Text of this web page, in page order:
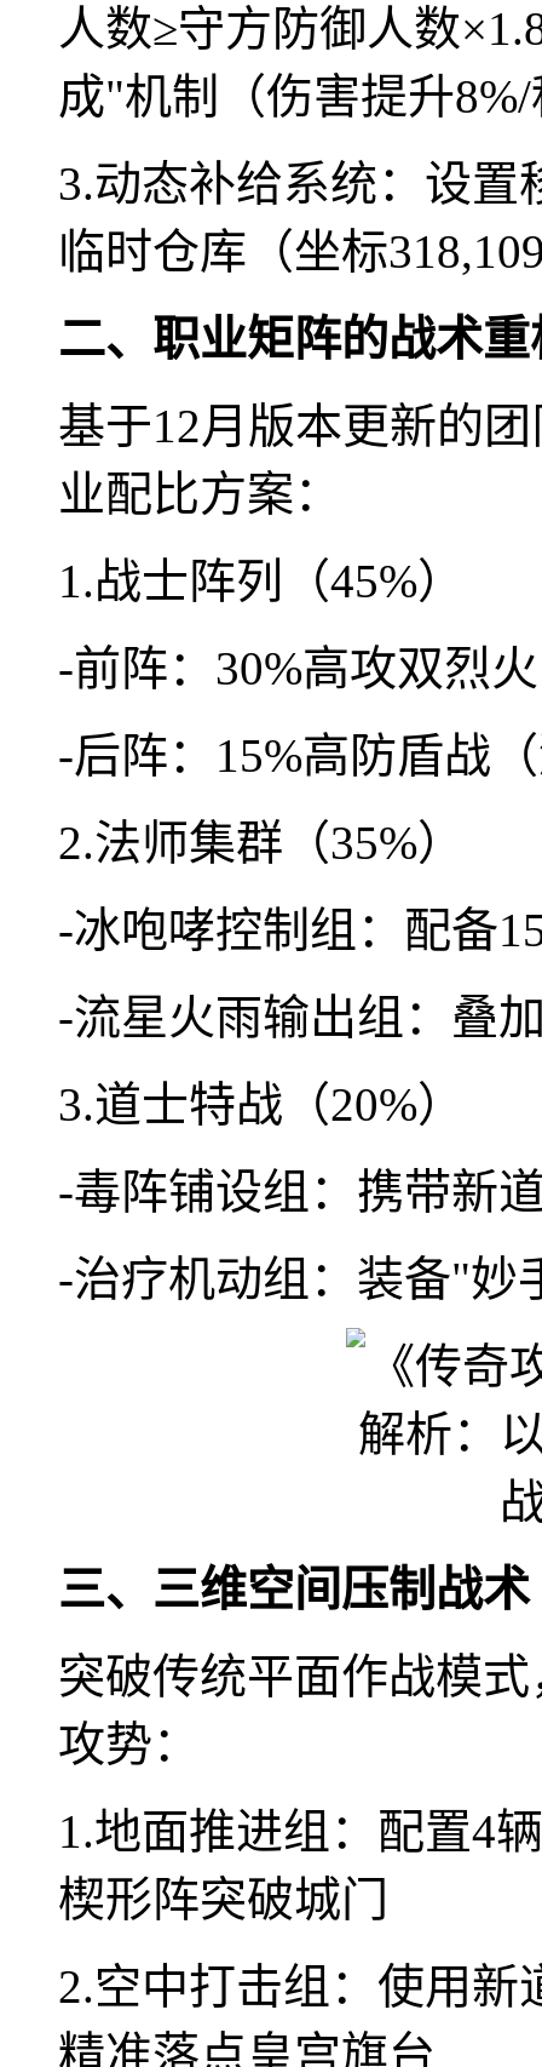
人数≥守方防御人数
成"机制（伤害提升
3.动态补给系统：设置
临时仓库（坐标
二、职业矩阵的战术重
基于12月版本更新的
业配比方案：
1.战士阵列（45%）
-前阵：30%高攻双烈
-后阵：15%高防盾战
2.法师集群（35%）
-冰咆哮控制组：配备
-流星火雨输出组：叠
3.道士特战（20%）
-毒阵铺设组：携带新
-治疗机动组：装备"妙
三、三维空间压制战术
突破传统平面作战模
攻势：
1.地面推进组：配置4
楔形阵突破城门
2.空中打击组：使用
精准落点皇宫旗台